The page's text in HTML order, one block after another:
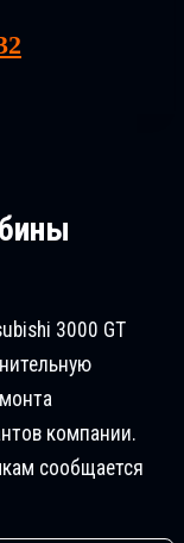
3000 GT
компании.
сообщается